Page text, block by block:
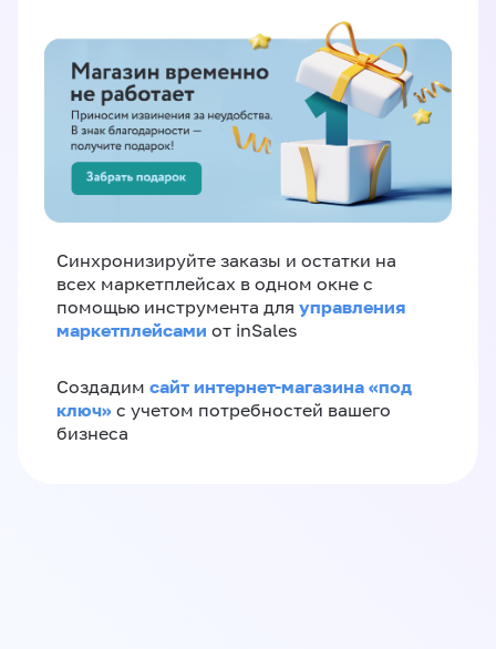
Синхронизируйте заказы и остатки на
всех маркетплейсах в одном окне с
помощью инструмента для управления
маркетплейсами от inSales
Создадим сайт интернет-магазина «под
ключ» с учетом потребностей вашего
бизнеса